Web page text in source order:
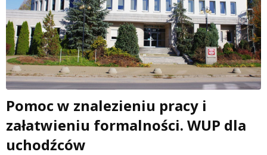
Pomoc w znalezieniu pracy i
załatwieniu formalności. WUP dla
uchodźców